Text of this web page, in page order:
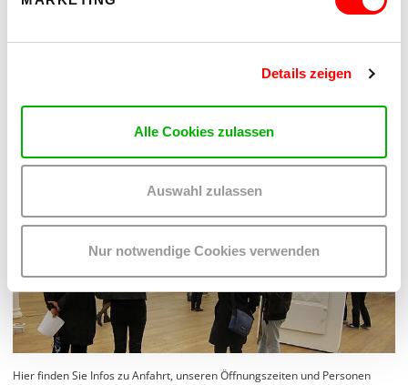
Details zeigen
Alle Cookies zulassen
Auswahl zulassen
Nur notwendige Cookies verwenden
"Uaajeerneq"Performance von Connie Kristofferson
Instagram
Hier finden Sie Infos zu Anfahrt, unseren Öffnungszeiten und Personen